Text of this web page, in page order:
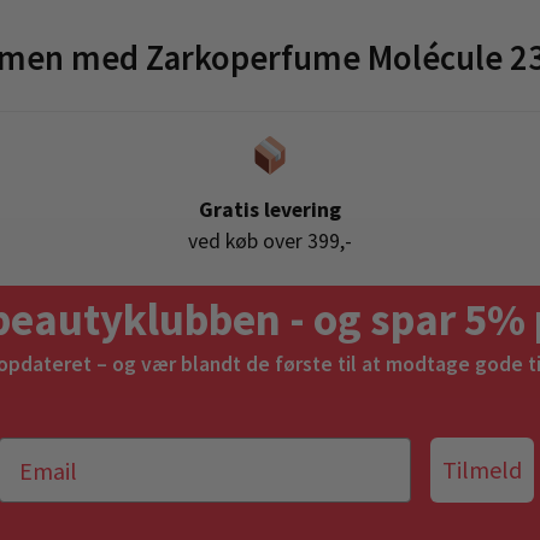
med Zarkoperfume Molécule
Gratis levering
ved køb over 399,-
- og spar
– og vær blandt de første til at modtage gode
Tilmeld